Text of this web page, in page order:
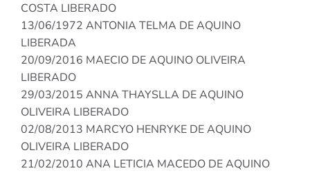
COSTA LIBERADO
13/06/1972 ANTONIA TELMA DE AQUINO
LIBERADA
20/09/2016 MAECIO DE AQUINO OLIVEIRA
LIBERADO
29/03/2015 ANNA THAYSLLA DE AQUINO
OLIVEIRA LIBERADO
02/08/2013 MARCYO HENRYKE DE AQUINO
OLIVEIRA LIBERADO
21/02/2010 ANA LETICIA MACEDO DE AQUINO